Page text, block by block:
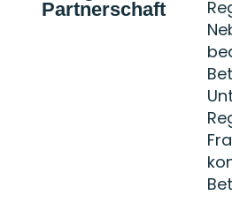
Partnerschaft